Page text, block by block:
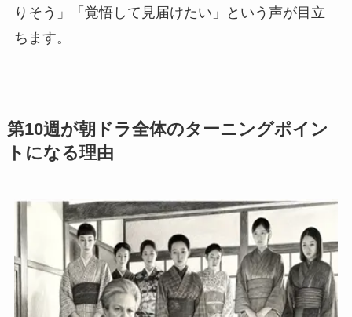
りそう」「覚悟して見届けたい」という声が目立
ちます。
第10週が朝ドラ全体のターニングポイン
トになる理由